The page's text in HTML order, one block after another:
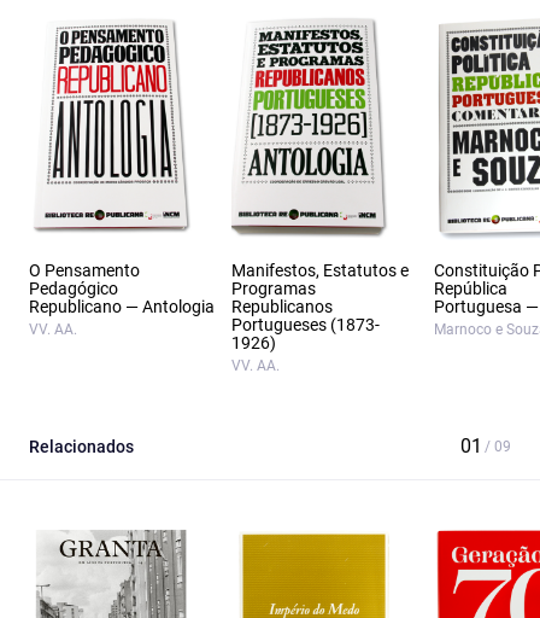
O Pensamento
Pedagógico
Republicano — Antologia
VV. AA.
Manifestos, Estatutos e
Programas
Republicanos
Portugueses (1873-
1926)
VV. AA.
Constituição
República
Portuguesa
Marnoco e
Relacionados